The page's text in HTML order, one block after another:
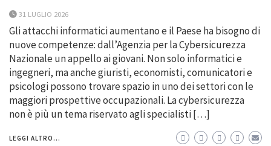
31 LUGLIO 2026
Gli attacchi informatici aumentano e il Paese ha bisogno di
nuove competenze: dall’Agenzia per la Cybersicurezza
Nazionale un appello ai giovani. Non solo informatici e
ingegneri, ma anche giuristi, economisti, comunicatori e
psicologi possono trovare spazio in uno dei settori con le
maggiori prospettive occupazionali. La cybersicurezza
non è più un tema riservato agli specialisti […]
LEGGI ALTRO...